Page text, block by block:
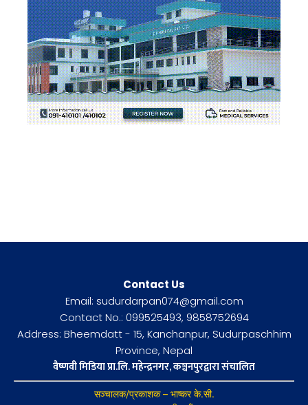
Contact Us
Email: sudurdarpan074@gmail.com
Contact No.: 099525493, 9858752694
Address: Bheemdatt - 15, Kanchanpur, Sudurpaschhim
Province, Nepal
वैष्णवी मिडिया प्रा.लि. महेन्द्रनगर, कञ्चनपुरद्वारा संचालित
सञ्चालक/प्रकाशक – भाष्कर के.सी.